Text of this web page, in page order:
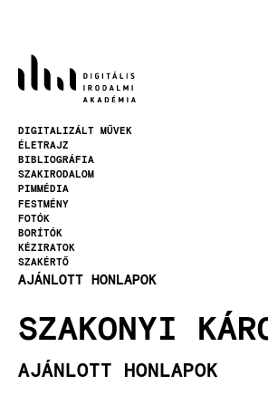
DIGITALIZÁLT MŰVEK
ÉLETRAJZ
BIBLIOGRÁFIA
SZAKIRODALOM
PIMMÉDIA
FESTMÉNY
FOTÓK
BORÍTÓK
KÉZIRATOK
SZAKÉRTŐ
AJÁNLOTT HONLAPOK
SZAKONYI
AJÁNLOTT HONLAPOK